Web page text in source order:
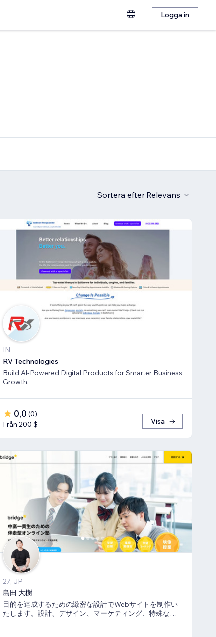
Logga in
Sortera efter Relevans
IN
RV Technologies
Build Al-Powered Digital Products for Smarter Business
Growth.
0,0 (0)
Från 200 $
Visa
27, JP
島田 大樹
目的を達成するための緻密な設計でWebサイトを制作い
たします。設計、デザイン、マーケティング、特殊な機